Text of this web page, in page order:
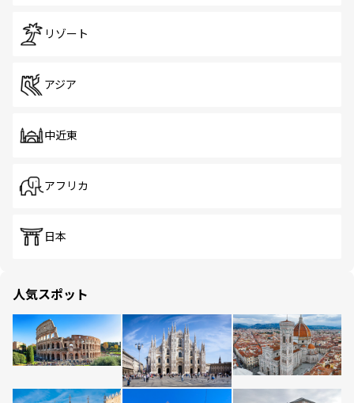
リゾート
アジア
中近東
アフリカ
日本
人気スポット